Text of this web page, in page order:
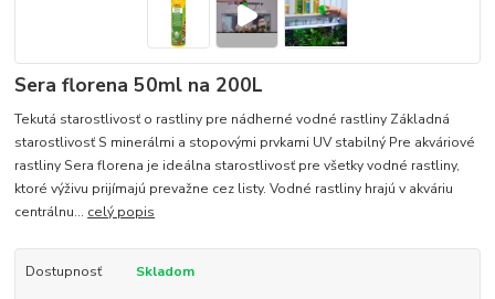
Sera florena 50ml na 200L
Tekutá starostlivosť o rastliny pre nádherné vodné rastliny Základná
starostlivosť S minerálmi a stopovými prvkami UV stabilný Pre akváriové
rastliny Sera florena je ideálna starostlivosť pre všetky vodné rastliny,
ktoré výživu prijímajú prevažne cez listy. Vodné rastliny hrajú v akváriu
centrálnu... celý popis
Dostupnosť Skladom